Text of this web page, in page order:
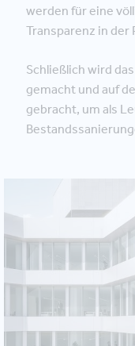
werden für eine
Transparenz in der
Schließlich wird
gemacht und auf
gebracht, um als